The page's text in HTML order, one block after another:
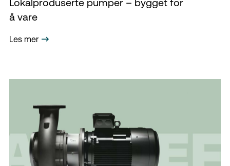
Lokalproduserte pumper – bygget for
å vare
Les mer